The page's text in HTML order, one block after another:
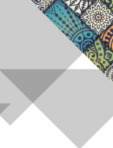
※ 請注意：結
絡購買商品的
先享後付繳納
※ 交易是否成
是否繳費成
付客戶支援
【注意事項】
１．透過由
交易，需依
求債權轉讓
２．關於個
https://
３．未成年
宅配
每筆NT$110
免運
免運費